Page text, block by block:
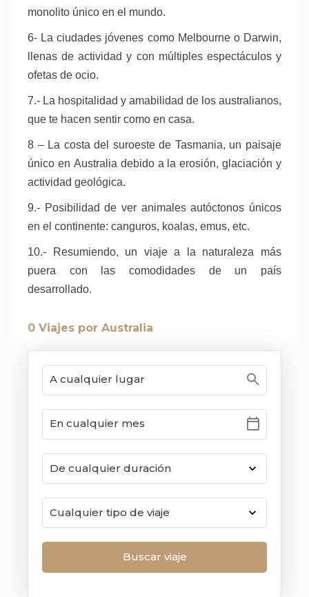
monolito único en el mundo.
6- La ciudades jóvenes como Melbourne o Darwin,
llenas de actividad y con múltiples espectáculos y
ofetas de ocio.
7.- La hospitalidad y amabilidad de los australianos,
que te hacen sentir como en casa.
8 – La costa del suroeste de Tasmania, un paisaje
único en Australia debido a la erosión, glaciación y
actividad geológica.
9.- Posibilidad de ver animales autóctonos únicos
en el continente: canguros, koalas, emus, etc.
10.- Resumiendo, un viaje a la naturaleza más
puera con las comodidades de un país
desarrollado.
0 Viajes por Australia
search
calendar_today